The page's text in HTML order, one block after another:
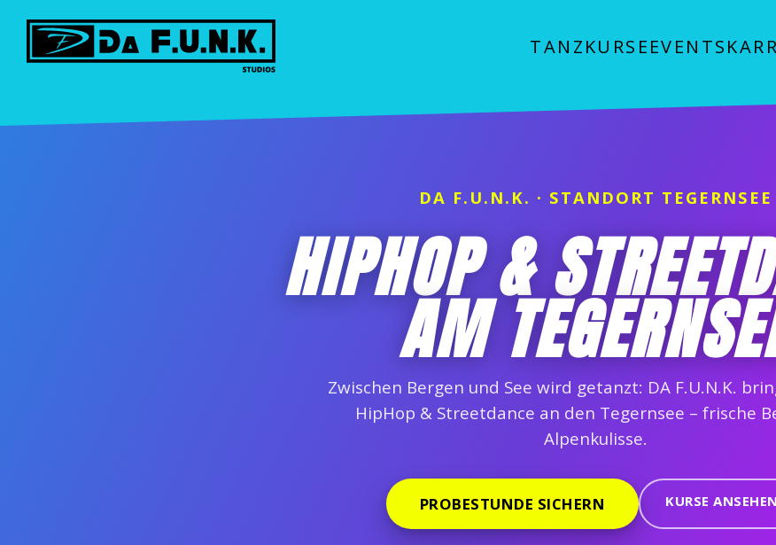
TANZKURSEEVENTS
DA F.U.N.K. · STANDORT TEGERNSEE
HIPHOP &
AM
Zwischen Bergen und See wird getanzt: DA F.U.N.K.
HipHop & Streetdance an den Tegernsee – frische
Alpenkulisse.
PROBESTUNDE SICHERN KURSE ANSEHEN